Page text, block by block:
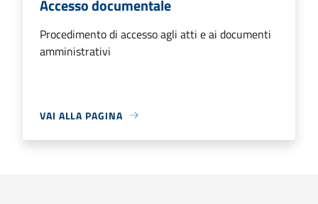
Accesso documentale
Procedimento di accesso agli atti e ai documenti
amministrativi
VAI ALLA PAGINA